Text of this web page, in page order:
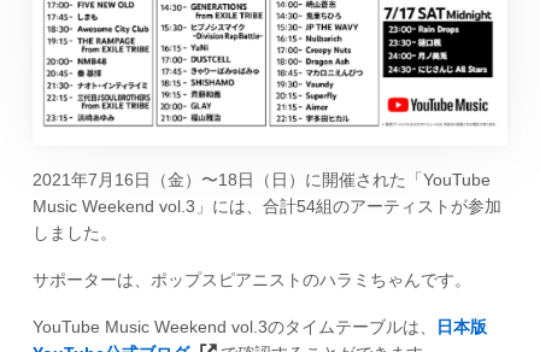
2021年7月16日（金）〜18日（日）に開催された「YouTube
Music Weekend vol.3」には、合計54組のアーティストが参加
しました。
サポーターは、ポップスピアニストのハラミちゃんです。
YouTube Music Weekend vol.3のタイムテーブルは、
日本版